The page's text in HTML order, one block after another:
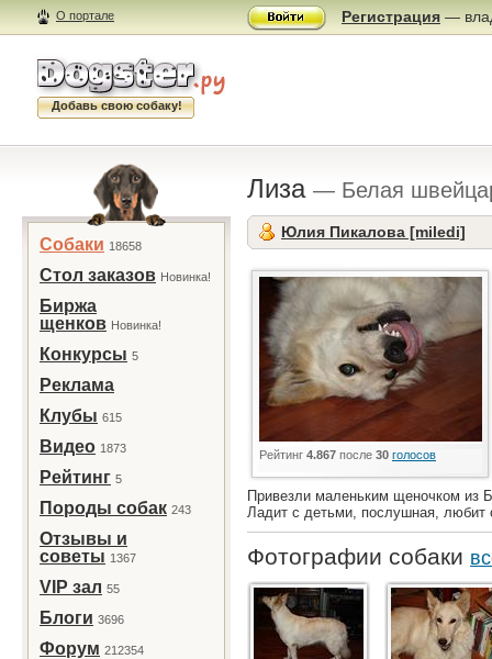
О портале Регистрация —
Добавь свою собаку!
Собаки 18658
Стол заказов Новинка!
Биржа
щенков Новинка!
Конкурсы 5
Реклама
Клубы 615
Видео 1873
Рейтинг 5
Породы собак 243
Отзывы и
советы 1367
VIP зал 55
Блоги 3696
Форум 212354
Лиза — Белая
Юлия Пикалова [miledi]
Рейтинг 4.867 после 30 голосов
Привезли маленьким щеночком из
Ладит с детьми, послушная, любит
Фотографии собаки